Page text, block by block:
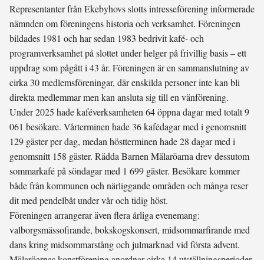
Representanter från Ekebyhovs slotts intresseförening informerade
nämnden om föreningens historia och verksamhet. Föreningen
bildades 1981 och har sedan 1983 bedrivit kafé- och
programverksamhet på slottet under helger på frivillig basis – ett
uppdrag som pågått i 43 år. Föreningen är en sammanslutning av
cirka 30 medlemsföreningar, där enskilda personer inte kan bli
direkta medlemmar men kan ansluta sig till en vänförening.
Under 2025 hade kaféverksamheten 64 öppna dagar med totalt 9
061 besökare. Vårterminen hade 36 kafédagar med i genomsnitt
129 gäster per dag, medan höstterminen hade 28 dagar med i
genomsnitt 158 gäster. Rädda Barnen Mälaröarna drev dessutom
sommarkafé på söndagar med 1 699 gäster. Besökare kommer
både från kommunen och närliggande områden och många reser
dit med pendelbåt under vår och tidig höst.
Föreningen arrangerar även flera årliga evenemang:
valborgsmässofirande, bokskogskonsert, midsommarfirande med
dans kring midsommarstång och julmarknad vid första advent.